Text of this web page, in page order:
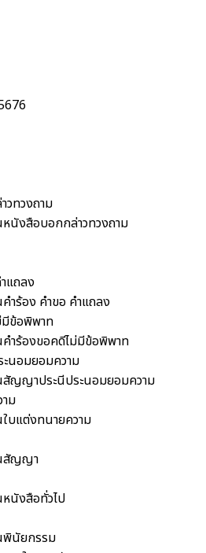
วทวงถาม
หนังสือบอกกล่าวทวงถาม
แถลง
ำร้อง คำขอ คำแถลง
มีข้อพิพาท
คำร้องขอคดีไม่มีข้อพิพาท
นอมยอมความ
สัญญาประนีประนอมยอมความ
ม
ใบแต่งทนายความ
นสัญญา
หนังสือทั่วไป
พินัยกรรม